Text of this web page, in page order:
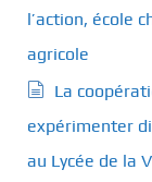
e
l’action, école
agricole
La
expérimenter
au Lycée de la